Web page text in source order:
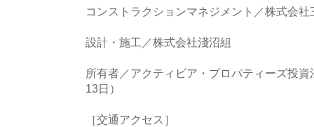
コンストラクションマネジメント／株式会社
設計・施工／株式会社淺沼組
所有者／アクティビア・プロパティーズ投
13日）
［交通アクセス］